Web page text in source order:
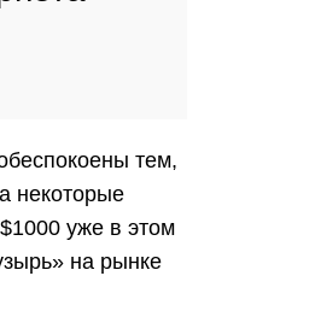
тем,
некоторые
уже в этом
на рынке